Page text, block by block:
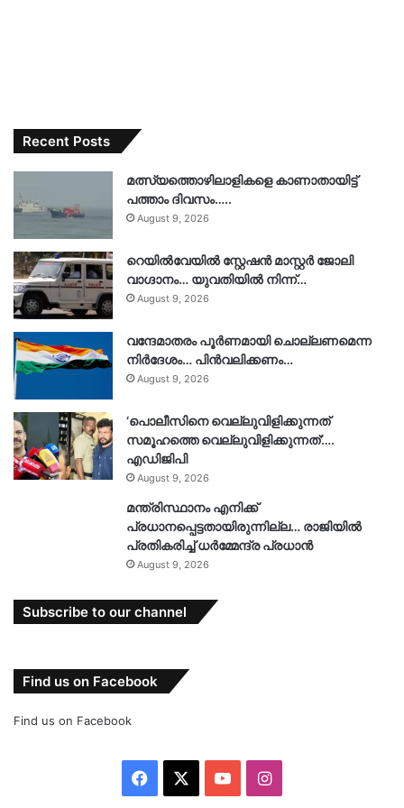
Recent Posts
മത്സ്യത്തൊഴിലാളികളെ കാണാതായിട്ട്
പത്താം ദിവസം…..
August 9, 2026
റെയിൽവേയിൽ സ്റ്റേഷൻ മാസ്റ്റർ ജോലി
വാഗ്ദാനം… യുവതിയിൽ നിന്ന്…
August 9, 2026
വന്ദേമാതരം പൂർണമായി ചൊല്ലണമെന്ന
നിർദേശം… പിൻവലിക്കണം…
August 9, 2026
‘പൊലീസിനെ വെല്ലുവിളിക്കുന്നത്
സമൂഹത്തെ വെല്ലുവിളിക്കുന്നത്’….
എഡിജിപി
August 9, 2026
മന്ത്രിസ്ഥാനം എനിക്ക്
പ്രധാനപ്പെട്ടതായിരുന്നില്ല… രാജിയിൽ
പ്രതികരിച്ച് ധർമ്മേന്ദ്ര പ്രധാൻ
August 9, 2026
Subscribe to our channel
Find us on Facebook
Find us on Facebook
Facebook YouTubeInstagram